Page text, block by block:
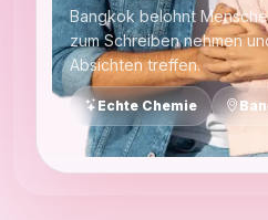
Bangkok belohnt
zum Schreiben nehmen
Absichten treffen.
Echte Chemie